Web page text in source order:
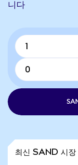
니다
최신 SAND 시장